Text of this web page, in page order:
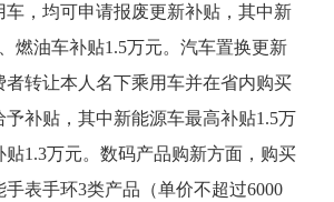
车，均可申请报废更新补贴，其中新
燃油车补贴1.5万元。汽车置换更新
者转让本人名下乘用车并在省内购买
予补贴，其中新能源车最高补贴1.5万
贴1.3万元。数码产品购新方面，购买
表手环3类产品（单价不超过6000